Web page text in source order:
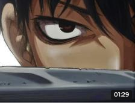
01:29